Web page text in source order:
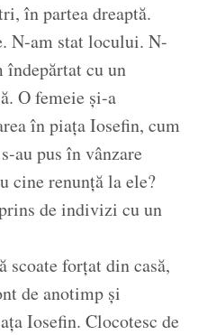
în partea dreaptă.
N-am stat locului. N-
îndepărtat cu un
O femeie și-a
în piața Iosefin, cum
au pus în vânzare
cine renunță la ele?
de indivizi cu un
scoate forțat din casă,
de anotimp și
Iosefin. Clocotesc de